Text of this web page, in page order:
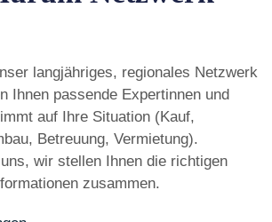
langjähriges, regionales Netzwerk
Ihnen passende Expertinnen und
auf Ihre Situation (Kauf,
Betreuung, Vermietung).
wir stellen Ihnen die richtigen
zusammen.